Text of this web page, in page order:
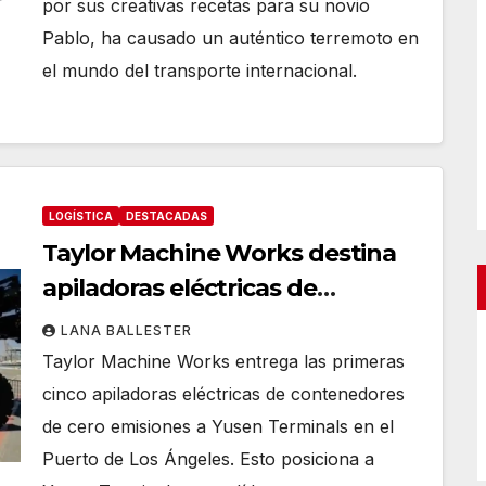
por sus creativas recetas para su novio
Pablo, ha causado un auténtico terremoto en
el mundo del transporte internacional.
LOGÍSTICA DESTACADAS
Taylor Machine Works destina
apiladoras eléctricas de
contenedores de cero emisiones
a Yusen Terminals en el Puerto
de Los Ángeles
LANA BALLESTER
Taylor Machine Works entrega las primeras
cinco apiladoras eléctricas de contenedores
de cero emisiones a Yusen Terminals en el
Puerto de Los Ángeles. Esto posiciona a
Zapatero (y
BALLESTER
Empresa
por
VIGÍA TRANSPORTE